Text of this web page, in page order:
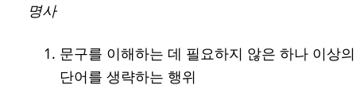
명사
문구를 이해하는 데 필요하지 않은 하나 이상의
단어를 생략하는 행위